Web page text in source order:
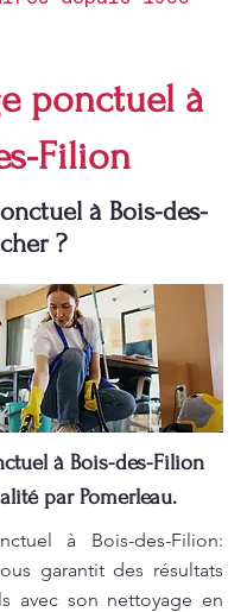
ponctuel à
Filion
à Bois-des-
?
à Bois-des-Filion
par Pomerleau.
à Bois-des-Filion:
garantit des résultats
avec son nettoyage en